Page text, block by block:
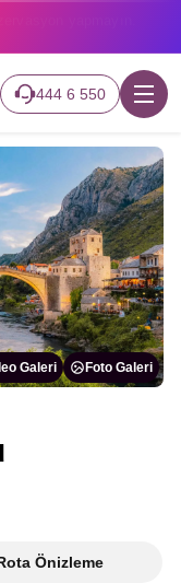
444 6 550
Galeri Foto Galeri
Önizleme